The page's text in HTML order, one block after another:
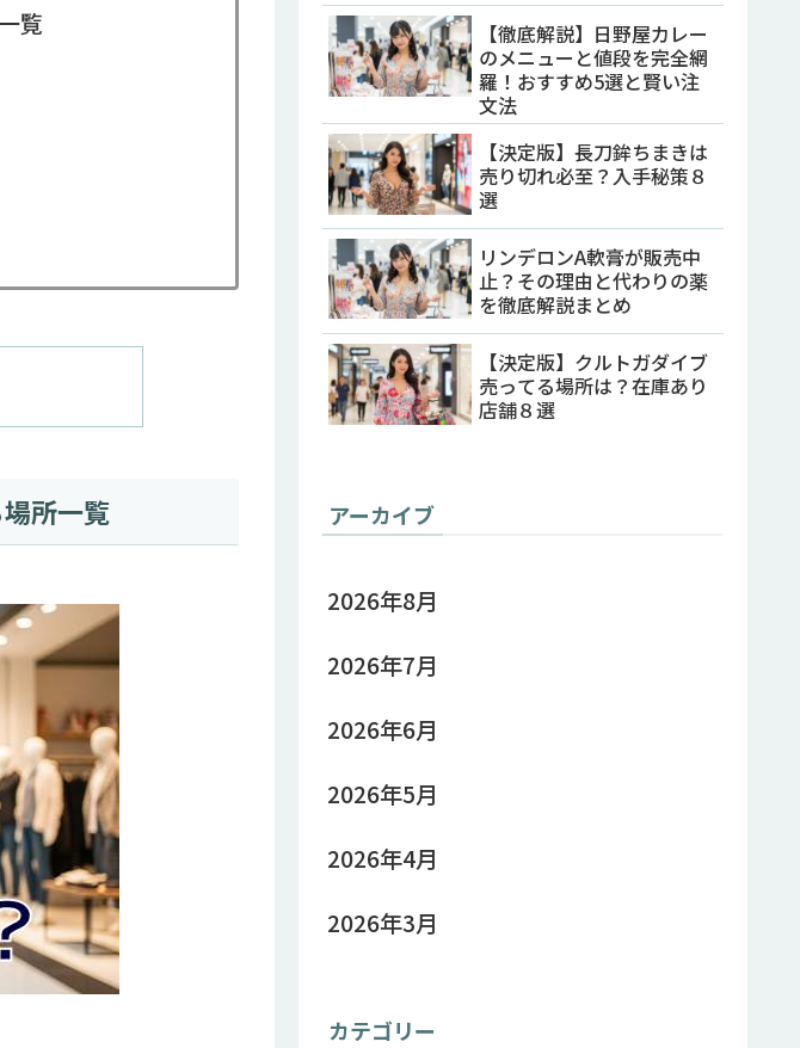
覧
所一覧
【徹底解説】日野屋カレー
のメニューと値段を完全網
羅！おすすめ5選と賢い注
文法
【決定版】長刀鉾ちまきは
売り切れ必至？入手秘策８
選
リンデロンA軟膏が販売中
止？その理由と代わりの薬
を徹底解説まとめ
【決定版】クルトガダイブ
売ってる場所は？在庫あり
店舗８選
アーカイブ
2026年8月
2026年7月
2026年6月
2026年5月
2026年4月
2026年3月
カテゴリー